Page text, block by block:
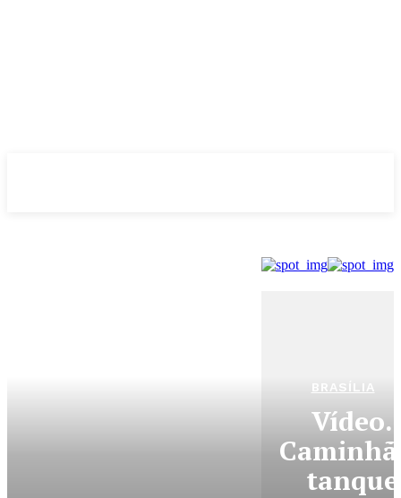
BRASÍLIA
Vídeo.
tanque